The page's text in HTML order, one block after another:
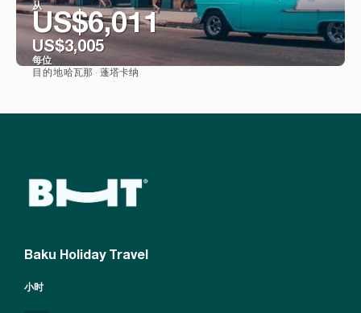
从
US$6,011
US$3,005
每位
目的地哈瓦那 · 蓬塔卡纳
Baku Holiday Travel
小时